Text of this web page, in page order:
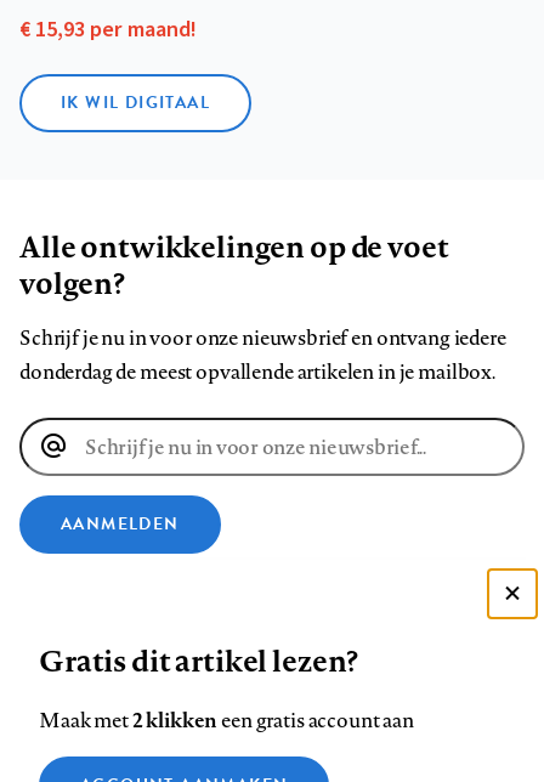
€ 15,93 per maand!
IK WIL DIGITAAL
Alle ontwikkelingen op de voet
volgen?
Schrijf je nu in voor onze nieuwsbrief en ontvang iedere
donderdag de meest opvallende artikelen in je mailbox.
E-
mailadres
AANMELDEN
ons
op
ons
op
ons
op
ons
op
ons
op
ons
Contact Colofon Disclaimer Privacy
Gratis dit artikel lezen?
Maak met2 klikkeneen gratis account aan
Zie onze cookie policy